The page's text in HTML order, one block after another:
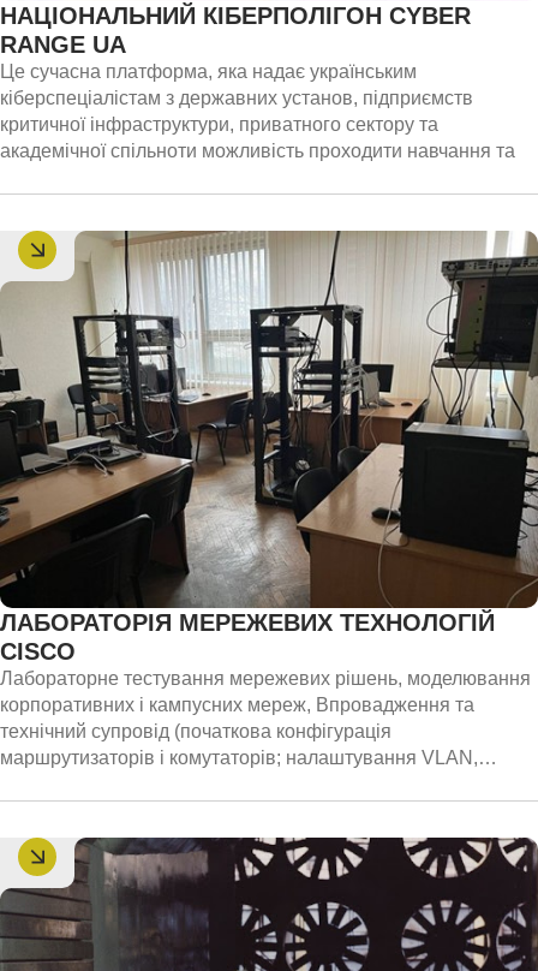
НАЦІОНАЛЬНИЙ КІБЕРПОЛІГОН CYBER
RANGE UA
Це сучасна платформа, яка надає українським
кіберспеціалістам з державних установ, підприємств
критичної інфраструктури, приватного сектору та
академічної спільноти можливість проходити навчання та
центру кібербезпеки при РНБО України,
Національного авіаційного університету та компанії
Unit Technologies за підтримки Global
Україні таU.S.Department of State.
ЛАБОРАТОРІЯ МЕРЕЖЕВИХ ТЕХНОЛОГІЙ
CISCO
Лабораторне тестування мережевих рішень, моделювання
корпоративних і кампусних мереж, Впровадження та
технічний супровід (початкова конфігурація
маршрутизаторів і комутаторів; налаштування VLAN,